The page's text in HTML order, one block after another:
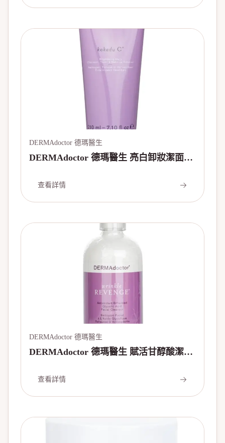
Peel 50ml/1.7oz
DERMAdoctor 德瑪醫生
DERMAdoctor 德瑪醫生 亮白卸妝潔面乳
查看詳情
DERMAdoctor 德瑪醫生
DERMAdoctor 德瑪醫生 賦活甘醇酸潔面
Enhanced Glycolic Acid Facial Cleanser
180ml/6oz
查看詳情